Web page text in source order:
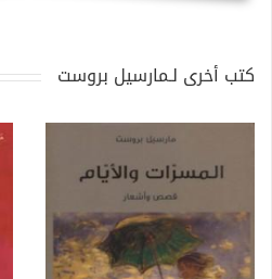
كتب أخرى لـمارسيل بروست